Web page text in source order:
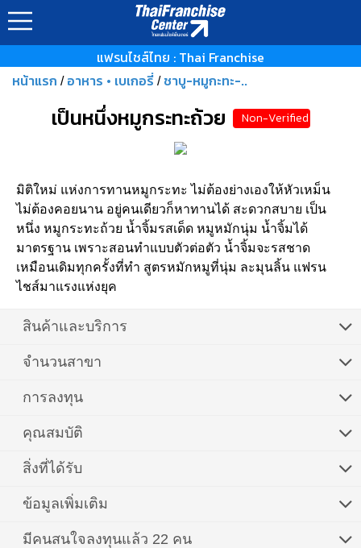
แฟรนไชส์ไทย : Thai Franchise
หน้าแรก / อาหาร • เบเกอรี่ / ชาบู-หมูกะทะ-..
เป็นหนึ่งหมูกระทะถ้วย Non-Verified
มิติใหม่ แห่งการทานหมูกระทะ ไม่ต้องย่างเองให้หัวเหม็น
ไม่ต้องคอยนาน อยู่คนเดียวก็หาทานได้ สะดวกสบาย เป็น
หนึ่ง หมูกระทะถ้วย น้ำจิ้มรสเด็ด หมูหมักนุ่ม น้ำจิ้มได้
มาตรฐาน เพราะสอนทำแบบตัวต่อตัว น้ำจิ้มจะรสชาด
เหมือนเดิมทุกครั้งที่ทำ สูตรหมักหมูที่นุ่ม ละมุนลิ้น แฟรน
ไชส์มาแรงแห่งยุค
สินค้าและบริการ
จำนวนสาขา
การลงทุน
คุณสมบัติ
สิ่งที่ได้รับ
ข้อมูลเพิ่มเติม
มีคนสนใจลงทุนแล้ว 22 คน